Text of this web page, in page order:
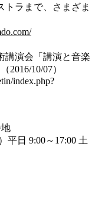
トラまで、さまざま
講演会「講演と音楽
10/07）
index.php?
日 9:00～17:00 土